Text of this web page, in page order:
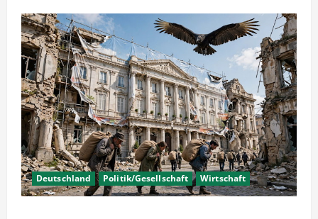
Deutschland Politik/Gesellschaft Wirtschaft